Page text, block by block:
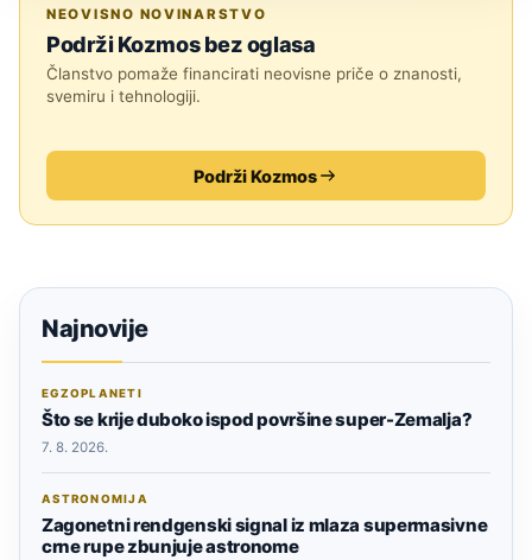
NEOVISNO NOVINARSTVO
Podrži Kozmos bez oglasa
Članstvo pomaže financirati neovisne priče o znanosti,
svemiru i tehnologiji.
Podrži Kozmos
Najnovije
EGZOPLANETI
Što se krije duboko ispod površine super-Zemalja?
7. 8. 2026.
ASTRONOMIJA
Zagonetni rendgenski signal iz mlaza supermasivne
crne rupe zbunjuje astronome